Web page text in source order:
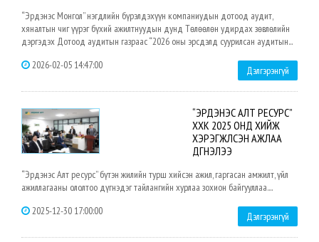
“Эрдэнэс Монгол” нэгдлийн бүрэлдэхүүн компаниудын дотоод аудит,
хяналтын чиг үүрэг бүхий ажилтнуудын дунд Төлөөлөн удирдах зөвлөлийн
дэргэдэх Дотоод аудитын газраас “2026 оны эрсдэлд суурилсан аудитын...
2026-02-05 14:47:00
Дэлгэрэнгүй
“ЭРДЭНЭС АЛТ РЕСУРС”
ХХК 2025 ОНД ХИЙЖ
ХЭРЭГЖҮҮЛСЭН АЖЛАА
ДҮГНЭЛЭЭ
“Эрдэнэс Алт ресурс” бүтэн жилийн турш хийсэн ажил, гаргасан амжилт, үйл
ажиллагааны ололтоо дүгнэдэг тайлангийн хурлаа зохион байгууллаа....
2025-12-30 17:00:00
Дэлгэрэнгүй